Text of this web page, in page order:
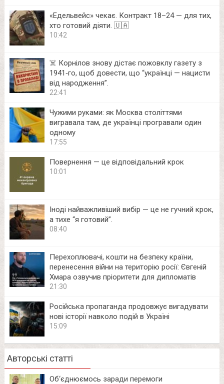
«Едельвейс» чекає. Контракт 18–24 — для тих,
хто готовий діяти. 🇺🇦
10:42
☠️ Корнілов знову дістає пожовклу газету з
1941‑го, щоб довести, що “українці — нацисти
від народження”.
22:41
Чужими руками: як Москва століттями
вигравала там, де українці програвали один
одному
17:55
Повернення — це відповідальний крок
10:01
Іноді найважливіший вибір — це не гучний крок,
а тихе “я готовий”.
08:40
Перехоплювачі, кошти на безпеку країни,
перенесення війни на територію росії: Євгеній
Хмара озвучив пріоритети для дипломатів
21:30
Російська пропаганда продовжує вигадувати
нові історії навколо подій в Україні
15:09
Авторські статті
Об‘єднюємось заради перемоги